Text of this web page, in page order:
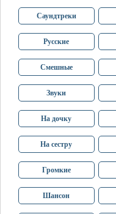
Саундтреки
Русские
Смешные
Звуки
На дочку
На сестру
Громкие
Шансон